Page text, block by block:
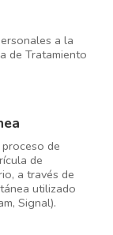
a la
de Tratamiento
de
de
a través de
utilizado
Signal).